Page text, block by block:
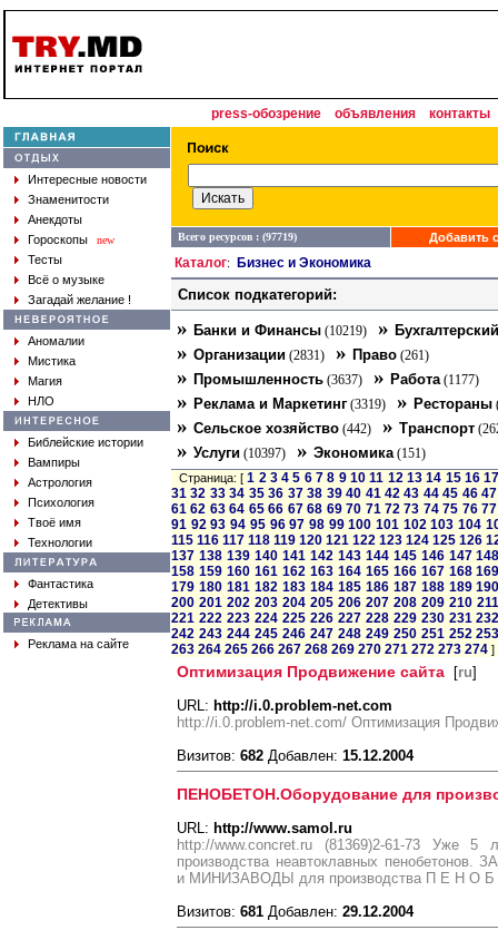
press-обозрение объявления контакты
Интересные новости
Знаменитости
Анекдоты
Гороскопы
new
Тесты
Всё о музыке
Загадай желание !
Аномалии
Мистика
Магия
НЛО
Библейские истории
Вампиры
Астрология
Психология
Твоё имя
Технологии
Фантастика
Детективы
Реклама на сайте
Всего ресурсов : (97719) Добавить
Каталог: Бизнес и Экономика
Список подкатегорий:
» Банки и Финансы (10219) »
» Организации (2831) » Право (261)
» Промышленность (3637) » Работа(1177)
» Реклама и Маркетинг (3319) » Рестораны
» Сельское хозяйство (442) » Транспорт
» Услуги (10397) » Экономика(151)
Страница: [1 2 3 4 5 6 7 8 9 10 11 12 13 14 15 16
31 32 33 34 35 36 37 38 39 40 41 42 43 44 45 46 47
61 62 63 64 65 66 67 68 69 70 71 72 73 74 75 76 77
91 92 93 94 95 96 97 98 99 100 101 102 103 104
115 116 117 118 119 120 121 122 123 124 125 126
137 138 139 140 141 142 143 144 145 146 147
158 159 160 161 162 163 164 165 166 167 168
179 180 181 182 183 184 185 186 187 188 189
200 201 202 203 204 205 206 207 208 209 210 211
221 222 223 224 225 226 227 228 229 230 231
242 243 244 245 246 247 248 249 250 251 252
263 264 265 266 267 268 269 270 271 272 273 274 ]
Оптимизация Продвижение сайта [ru]
URL: http://i.0.problem-net.com
http://i.0.problem-net.com/ Оптимизация
Визитов: 682 Добавлен: 15.12.2004
ПЕНОБЕТОН.Оборудование для
URL: http://www.samol.ru
http://www.concret.ru (81369)2-61-73 Уже
производства неавтоклавных пенобетонов.
и МИНИЗАВОДЫ для производства П Е Н О
Визитов: 681 Добавлен: 29.12.2004